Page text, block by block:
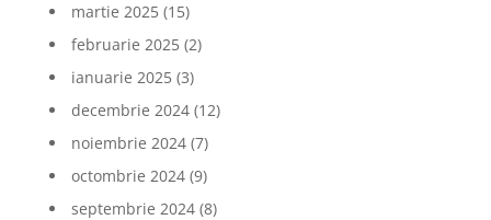
martie 2025(15)
februarie 2025(2)
ianuarie 2025(3)
decembrie 2024(12)
noiembrie 2024(7)
octombrie 2024(9)
septembrie 2024(8)